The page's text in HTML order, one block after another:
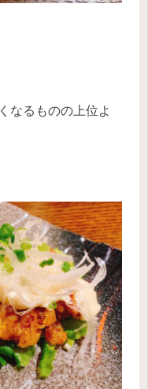
なるものの上位よ